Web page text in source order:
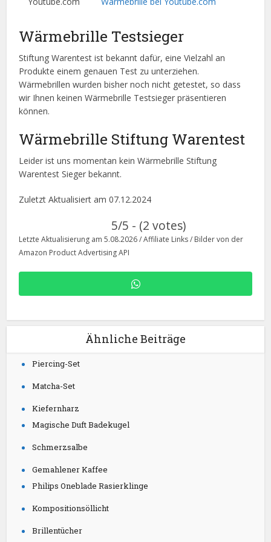
Wärmebrille Testsieger
Stiftung Warentest ist bekannt dafür, eine Vielzahl an
Produkte einem genauen Test zu unterziehen.
Wärmebrillen wurden bisher noch nicht getestet, so dass
wir Ihnen keinen Wärmebrille Testsieger präsentieren
können.
Wärmebrille Stiftung Warentest
Leider ist uns momentan kein Wärmebrille Stiftung
Warentest Sieger bekannt.
Zuletzt Aktualisiert am 07.12.2024
5/5 - (2 votes)
Letzte Aktualisierung am 5.08.2026 / Affiliate Links / Bilder von der
Amazon Product Advertising API
Ähnliche Beiträge
Piercing-Set
Matcha-Set
Kiefernharz
Magische Duft Badekugel
Schmerzsalbe
Gemahlener Kaffee
Philips Oneblade Rasierklinge
Kompositionsöllicht
Brillentücher